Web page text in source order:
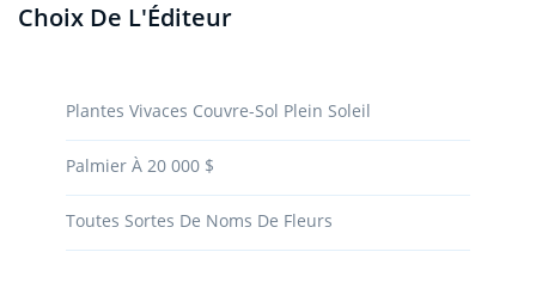
Choix De L'Éditeur
Plantes Vivaces Couvre-Sol Plein Soleil
Palmier À 20 000 $
Toutes Sortes De Noms De Fleurs